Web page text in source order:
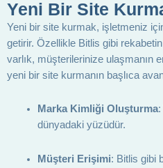
Yeni Bir Site
Yeni bir site kurmak, işletmeniz
getirir. Özellikle Bitlis gibi
varlık, müşterilerinize ulaşmanın
yeni bir site kurmanın başlıca
Marka Kimliği Oluşturma:
dünyadaki yüzüdür.
Müşteri Erişimi: Bitlis gibi